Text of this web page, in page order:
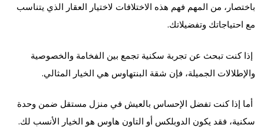
باختصار، من المهم فهم هذه الاختلافات لاختيار العقار الذي يتناسب
مع احتياجاتك وتفضيلاتك.
إذا كنت تبحث عن تجربة سكنية تجمع بين الفخامة والخصوصية
والإطلالات الجميلة، فإن شقة البنتهاوس هي الخيار المثالي.
أما إذا كنت تفضل الإحساس بالعيش في منزل مستقل ضمن وحدة
سكنية، فقد يكون الدوبلكس أو التاون هاوس هو الخيار الأنسب لك.